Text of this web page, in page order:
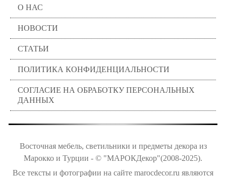
О НАС
НОВОСТИ
СТАТЬИ
ПОЛИТИКА КОНФИДЕНЦИАЛЬНОСТИ
СОГЛАСИЕ НА ОБРАБОТКУ ПЕРСОНАЛЬНЫХ
ДАННЫХ
Восточная мебель, светильники и предметы декора из
Марокко и Турции - © "МАРОКДекор"(2008-2025).
Все тексты и фотографии на сайте marocdecor.ru являются